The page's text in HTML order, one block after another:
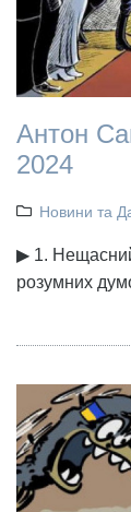
Антон
2024
Новини та
▶ 1. Нещасний
розумних